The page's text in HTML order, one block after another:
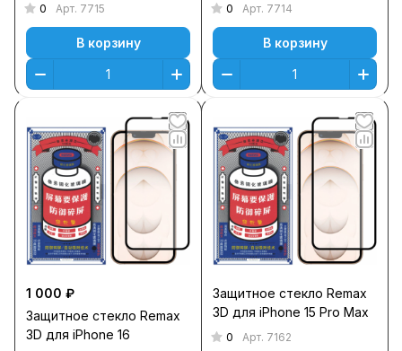
0 Арт. 7715
В корзину
0 Арт. 7714
В корзину
1 000 ₽
Защитное стекло Remax
3D для iPhone 16
Защитное стекло Remax
3D для iPhone 15 Pro Max
0 Арт. 7162